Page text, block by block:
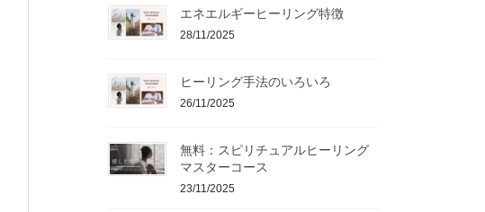
エネエルギーヒーリング特徴
28/11/2025
ヒーリング手法のいろいろ
26/11/2025
無料：スピリチュアルヒーリング
マスターコース
23/11/2025